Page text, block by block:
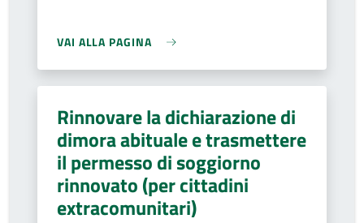
VAI ALLA PAGINA
Rinnovare la dichiarazione di
dimora abituale e trasmettere
il permesso di soggiorno
rinnovato (per cittadini
extracomunitari)